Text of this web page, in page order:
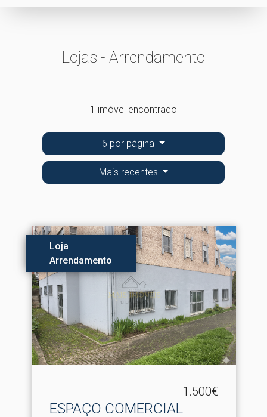
Lojas - Arrendamento
1 imóvel encontrado
6 por página
Mais recentes
Loja
Arrendamento
1.500€
ESPAÇO COMERCIAL